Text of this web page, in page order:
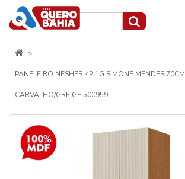
PANELEIRO NESHER 4P 1G SIMONE MENDES 70CM
CARVALHO/GREIGE 500959